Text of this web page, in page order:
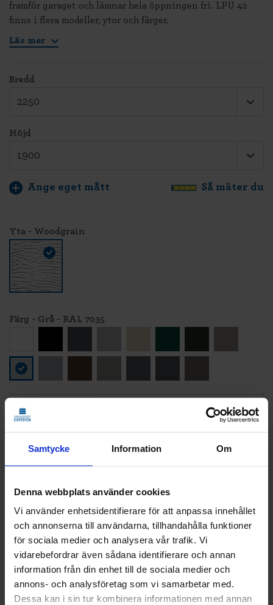
Samtycke Information Om
Denna webbplats använder cookies
Vi använder enhetsidentifierare för att anpassa innehållet
och annonserna till användarna, tillhandahålla funktioner
för sociala medier och analysera vår trafik. Vi
vidarebefordrar även sådana identifierare och annan
information från din enhet till de sociala medier och
annons- och analysföretag som vi samarbetar med.
Dessa kan i sin tur kombinera informationen med annan
framför garaget och lämnar hela öppningen fri. LPU 42
finns i flera modeller, ytor och färger.
Läs mer
Bredd
Höjd
Ange eget mått Så mäter du
Yta - Woodgrain
Färg - Grå - RAL 7035
Vi monterar och CE-märker din nya port.
standardmontage.
Pris 21 025
Delbetala med Svea(
Lägg i varukorg